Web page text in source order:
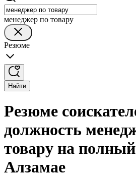
менеджер по товару
Резюме
Найти
Резюме
должность
товару на
Алзамае